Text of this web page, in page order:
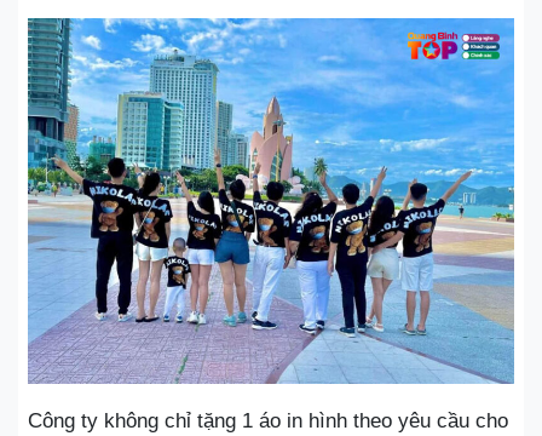
Công ty không chỉ tặng 1 áo in hình theo yêu cầu cho